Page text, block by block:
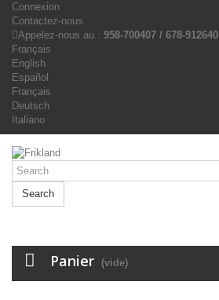
Connexion
Contactez-nous
Appelez-nous au : 958-700407 / 678-912640
Français
English
Español
Français
Deutsch
Italiano
Search
Panier (vide)